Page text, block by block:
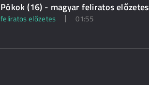
Pókok (16) - magyar feliratos előzetes
feliratos előzetes 01:55